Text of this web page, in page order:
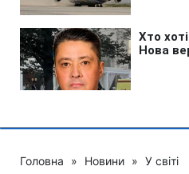
Головна » Новини » У світі